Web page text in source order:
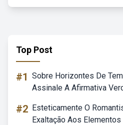
Top Post
#1 Sobre Horizontes De
Assinale A Afirmativa
#2 Esteticamente O
Exaltação Aos